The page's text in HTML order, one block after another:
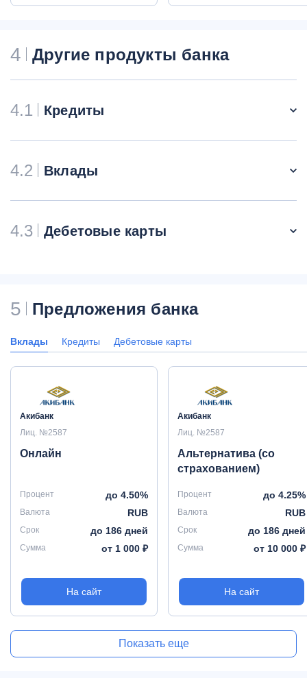
4 Другие продукты банка
4.1 Кредиты
4.2 Вклады
4.3 Дебетовые карты
5 Предложения банка
Вклады Кредиты Дебетовые карты
Акибанк
Лиц. №2587
Онлайн
Процент до 4.50%
Валюта RUB
Срок до 186 дней
Сумма от 1 000 ₽
На сайт
Акибанк
Лиц. №2587
Альтернатива (со
страхованием)
Процент до 4.25%
Валюта RUB
Срок до 186 дней
Сумма от 10 000 ₽
На сайт
Показать еще